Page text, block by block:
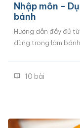
Nhập môn -
bánh
Hướng dẫn đầy đủ
dùng trong làm
10 bài